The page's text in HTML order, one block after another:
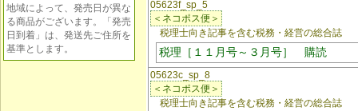
地域によって、発売日が異な
る商品がございます。「発売
日到着」は、発送先ご住所を
基準とします。
05623f_sp_5
＜ネコポス便＞
税理士向き記事を含む税務・経営の総合誌
税理［１１月号～３月号］ 購読
05623c_sp_8
＜ネコポス便＞
税理士向き記事を含む税務・経営の総合誌